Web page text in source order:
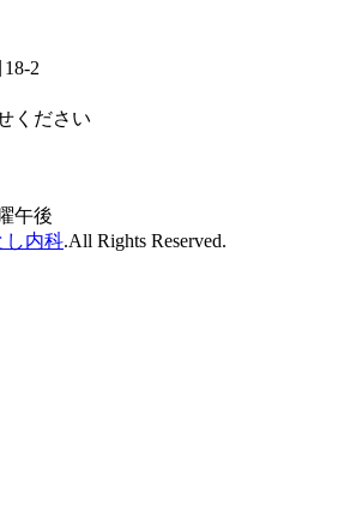
2
ください
午後
し内科.All Rights Reserved.